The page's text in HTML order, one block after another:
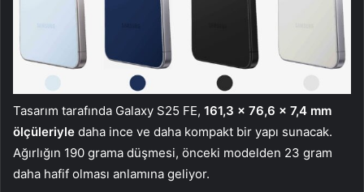
Tasarım tarafında Galaxy S25 FE, 161,3 x 76,6 x 7,4 mm
ölçüleriyle daha ince ve daha kompakt bir yapı sunacak.
Ağırlığın 190 grama düşmesi, önceki modelden 23 gram
daha hafif olması anlamına geliyor.